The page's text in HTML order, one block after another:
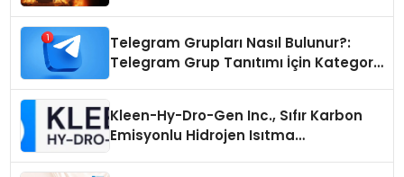
Telegram Grupları Nasıl Bulunur?:
Telegram Grup Tanıtımı İçin Kategori
Kleen-Hy-Dro-Gen Inc., Sıfır Karbon
Emisyonlu Hidrojen Isıtma